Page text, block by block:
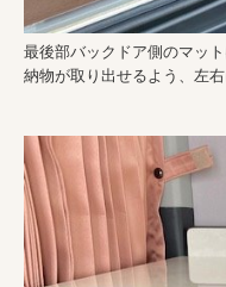
最後部バックドア側のマッ
納物が取り出せるよう、左